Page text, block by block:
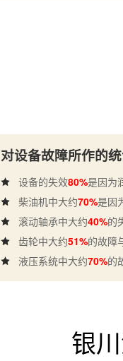
对设备故障所作的统
设备的失效80%是因为
柴油机中大约70%是因
滚动轴承中大约40%的
齿轮中大约51%的故障
液压系统中大约70%的
银